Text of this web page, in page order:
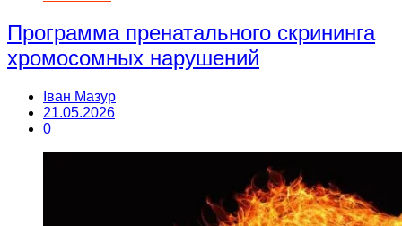
Программа пренатального скрининга
хромосомных нарушений
Іван Мазур
21.05.2026
0